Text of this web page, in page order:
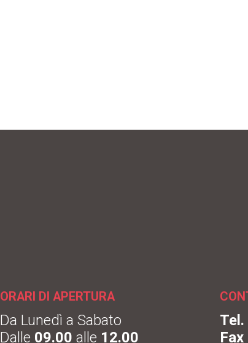
Da Lunedì a Sabato
Dalle09.00alle12.00
Dalle 14.00 alle 19.00
Tel.
Fax